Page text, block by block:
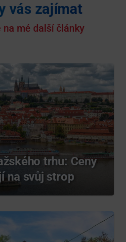
vás zajímat
na mé další články
trhu: Ceny
na svůj strop